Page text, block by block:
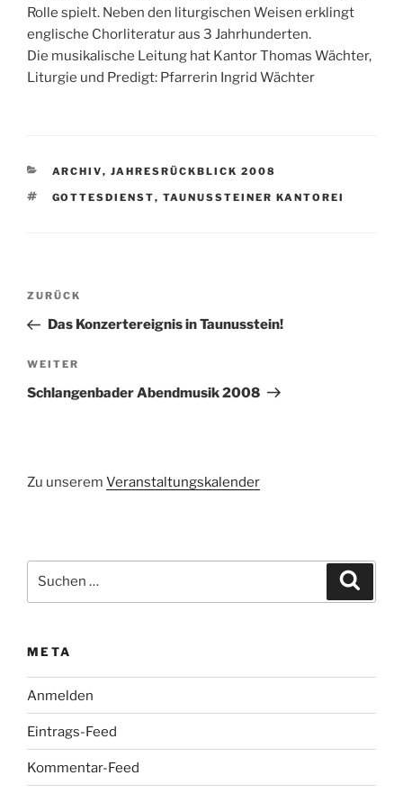
Rolle spielt. Neben den liturgischen Weisen erklingt
englische Chorliteratur aus 3 Jahrhunderten.
Die musikalische Leitung hat Kantor Thomas Wächter,
Liturgie und Predigt: Pfarrerin Ingrid Wächter
KATEGORIEN
ARCHIV, JAHRESRÜCKBLICK 2008
SCHLAGWÖRTER
GOTTESDIENST, TAUNUSSTEINER KANTOREI
Beitragsnavigation
Vorheriger
Beitrag
ZURÜCK
Das Konzertereignis in Taunusstein!
Nächster
Beitrag
WEITER
Schlangenbader Abendmusik 2008
Zu unserem Veranstaltungskalender
nach:
META
Anmelden
Eintrags-Feed
Kommentar-Feed